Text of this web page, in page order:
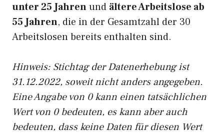
unter 25 Jahrenund ältere Arbeitslose ab
55 Jahren, die in der Gesamtzahl der 30
Arbeitslosen bereits enthalten sind.
Hinweis: Stichtag der Datenerhebung ist
31.12.2022, soweit nicht anders angegeben.
Eine Angabe von 0 kann einen tatsächlichen
Wert von 0 bedeuten, es kann aber auch
bedeuten, dass keine Daten für diesen Wert